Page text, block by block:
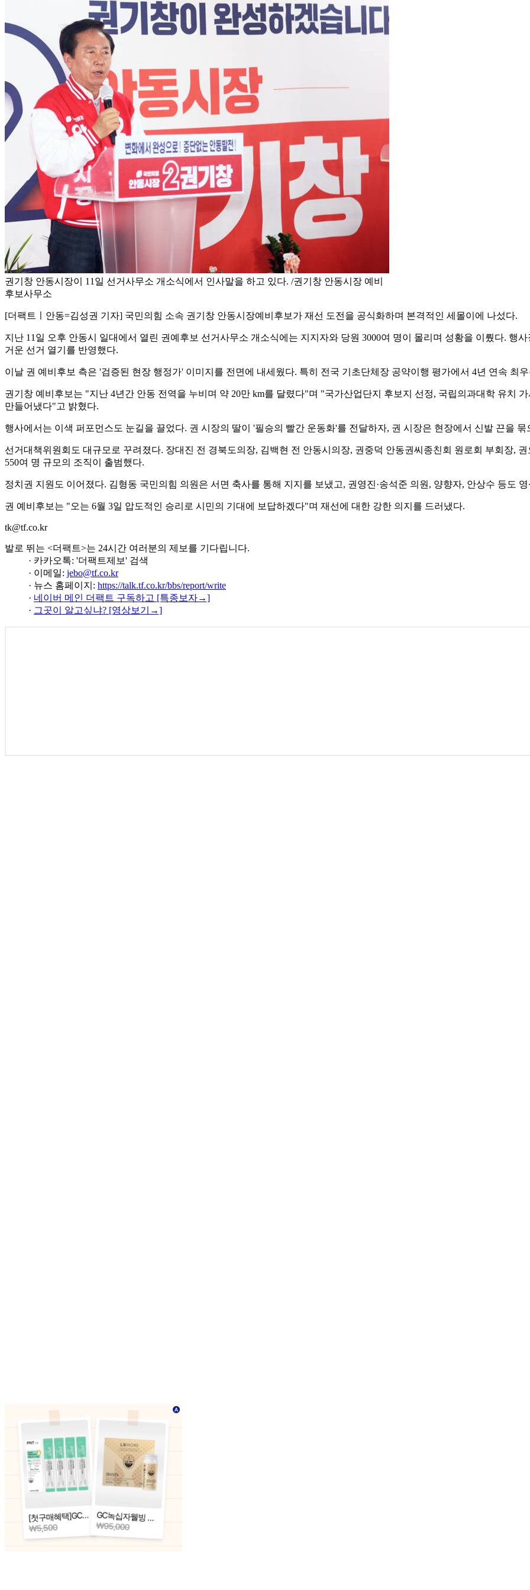
권기창 안동시장이 11일 선거사무소 개소식에서 인사말을 하고 있다. /권기창 안동시장 예비
후보사무소
[더팩트ㅣ안동=김성권 기자] 국민의힘 소속 권기창 안동시장예비후보가 재선 도전을 공식화하며 본격적인 세몰이에 나섰다.
지난 11일 오후 안동시 일대에서 열린 권예후보 선거사무소 개소식에는 지지자와 당원 3000여 명이 몰리며 성황을 이뤘다. 행
거운 선거 열기를 반영했다.
이날 권 예비후보 측은 '검증된 현장 행정가' 이미지를 전면에 내세웠다. 특히 전국 기초단체장 공약이행 평가에서 4년 연속 최
권기창 예비후보는 "지난 4년간 안동 전역을 누비며 약 20만 km를 달렸다"며 "국가산업단지 후보지 선정, 국립의과대학 유치
만들어냈다"고 밝혔다.
행사에서는 이색 퍼포먼스도 눈길을 끌었다. 권 시장의 딸이 '필승의 빨간 운동화'를 전달하자, 권 시장은 현장에서 신발 끈을
선거대책위원회도 대규모로 꾸려졌다. 장대진 전 경북도의장, 김백현 전 안동시의장, 권중덕 안동권씨종친회 원로회 부회장,
550여 명 규모의 조직이 출범했다.
정치권 지원도 이어졌다. 김형동 국민의힘 의원은 서면 축사를 통해 지지를 보냈고, 권영진·송석준 의원, 양향자, 안상수 등도
권 예비후보는 "오는 6월 3일 압도적인 승리로 시민의 기대에 보답하겠다"며 재선에 대한 강한 의지를 드러냈다.
tk@tf.co.kr
발로 뛰는 <더팩트>는 24시간 여러분의 제보를 기다립니다.
· 카카오톡: '더팩트제보' 검색
· 이메일: jebo@tf.co.kr
· 뉴스 홈페이지: https://talk.tf.co.kr/bbs/report/write
· 네이버 메인 더팩트 구독하고 [특종보자→]
· 그곳이 알고싶냐? [영상보기→]